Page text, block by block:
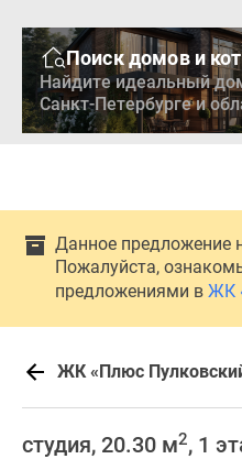
Поиск домов и
Найдите идеальный
Санкт-Петербурге и
Данное предложение
Пожалуйста,
предложениями в ЖК
ЖК «Плюс
студия, 20.30 м2, 1